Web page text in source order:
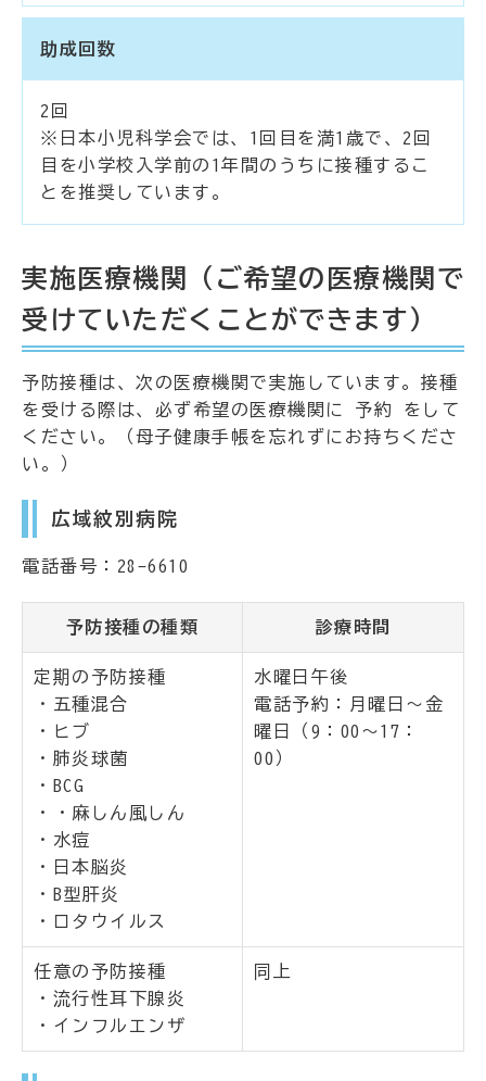
助成回数
2回
※日本小児科学会では、1回目を満1歳で、2回
目を小学校入学前の1年間のうちに接種するこ
とを推奨しています。
実施医療機関（ご希望の医療機関で
受けていただくことができます）
予防接種は、次の医療機関で実施しています。接種
を受ける際は、必ず希望の医療機関に 予約 をして
ください。（母子健康手帳を忘れずにお持ちくださ
い。）
広域紋別病院
電話番号：28-6610
予防接種の種類 診療時間
定期の予防接種
・五種混合
・ヒブ
・肺炎球菌
・BCG
・・麻しん風しん
・水痘
・日本脳炎
・B型肝炎
・ロタウイルス
水曜日午後
電話予約：月曜日～金
曜日（9：00～17：
00）
任意の予防接種
・流行性耳下腺炎
・インフルエンザ
同上